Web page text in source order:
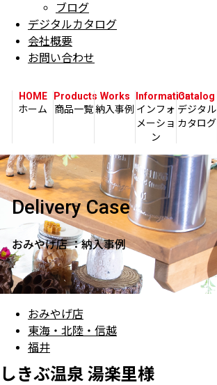
ブログ
デジタルカタログ
会社概要
お問い合わせ
HOME
ホーム
Products
商品一覧
Works
納入事例
Information
インフォ
メーショ
ン
Catalog
デジタル
カタログ
Delivery Case
おみやげ店 ：納入事例
おみやげ店
東海・北陸・信越
福井
しきぶ温泉 湯楽里様